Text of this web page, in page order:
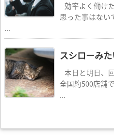
効率よく働け
思った事はない
...
スシローみ
本日と明日、
全国約500店舗
...